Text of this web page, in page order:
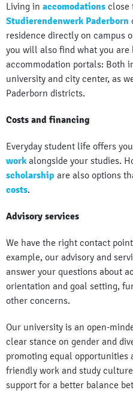
Living in accomodations close
Studierendenwerk Paderborn
residence directly on campus
you will also find what you
accommodation portals: Both
university and city center, as
Paderborn districts.
Costs and financing
Everyday student life offers
work alongside your studies.
scholarship are also options
costs.
Advisory services
We have the right contact
example, our advisory and
answer your questions about
orientation and goal setting,
other concerns.
Our university is an open-
clear stance on gender and
promoting equal opportunities
friendly work and study
support for a better balance